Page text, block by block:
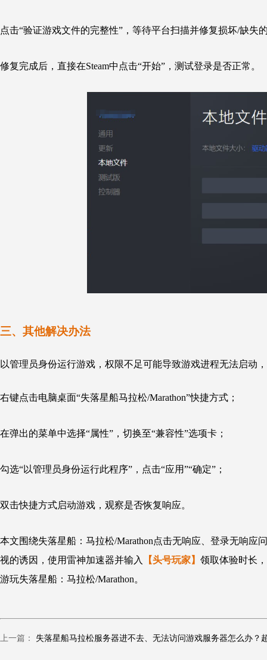
点击“验证游戏文件的完整性”，等待平台扫描并修复损坏/缺失
修复完成后，直接在Steam中点击“开始”，测试登录是否正常。
三、 其他解决办法
以管理员身份运行游戏，权限不足可能导致游戏进程无法启动
右键点击电脑桌面“失落星船马拉松/Marathon”快捷方式；
在弹出的菜单中选择“属性”，切换至“兼容性”选项卡；
勾选“以管理员身份运行此程序”，点击“应用”“确定”；
双击快捷方式启动游戏，观察是否恢复响应。
本文围绕失落星船：马拉松/Marathon点击无响应、登录无响应
视的诱因，使用雷神加速器并输入
【头号玩家】 领取体验时长
游玩失落星船：马拉松/Marathon。
上一篇：